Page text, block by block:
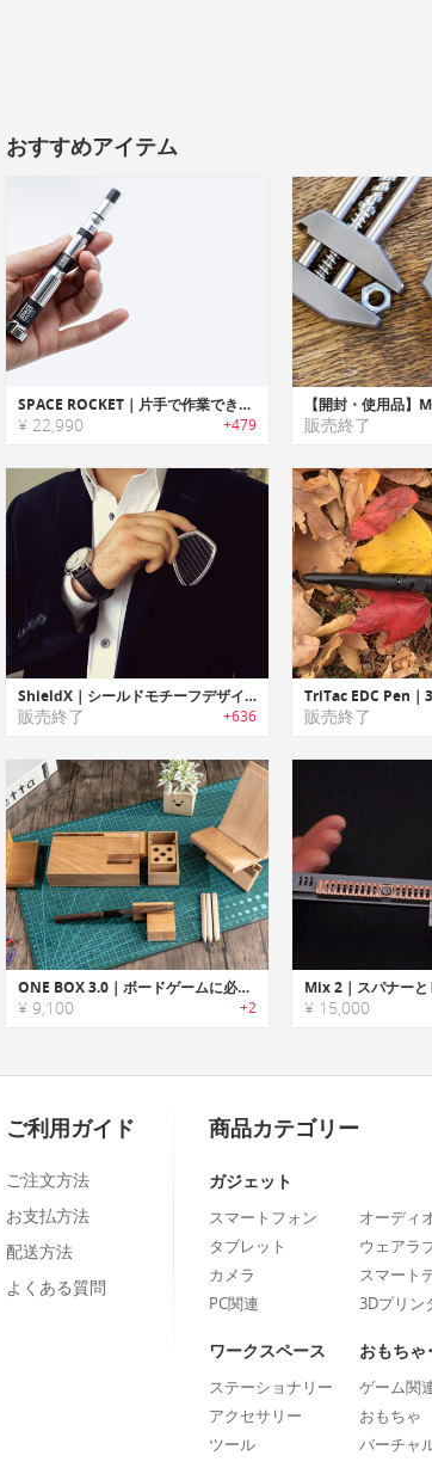
おすすめアイテム
SPACE ROCKET｜片手で作業できるオールインワン精密ドライバー/ツールキット「スペースロケット」
¥ 22,990 +479 販売終了
ShieldX｜シールドモチーフデザインマルチツール機能搭載キーホルダー「シールドX」
販売終了 +636 販売終了
ONE BOX 3.0｜ボードゲームに必要なツールを収納できる、木製オーガナイザー
¥ 9,100 +2 ¥ 15,000
ご利用ガイド
ご注文方法
お支払方法
配送方法
よくある質問
商品カテゴリー
ガジェット
スマートフォン
タブレット
カメラ
PC関連
オーディ
ウェアラ
スマート
3Dプリン
ワークスペース
ステーショナリー
アクセサリー
ツール
おもち
ゲーム関
おもちゃ
バーチャ